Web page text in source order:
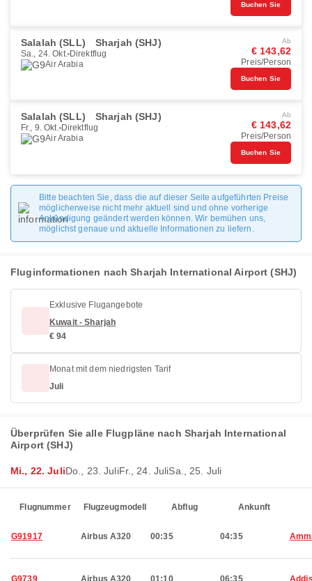
Buchen Sie
Salalah (SLL) Sharjah (SHJ)
Sa., 24. Okt. Direktflug
Air Arabia
Ab
€ 143,62
Preis/Person
Buchen Sie
Salalah (SLL) Sharjah (SHJ)
Fr., 9. Okt. Direktflug
Air Arabia
Ab
€ 143,62
Preis/Person
Buchen Sie
Bitte beachten Sie, dass die auf dieser Seite aufgeführten Preise
möglicherweise nicht mehr aktuell sind und ohne vorherige
Ankündigung geändert werden können. Wir bemühen uns,
möglichst genaue und aktuelle Informationen zu liefern.
Fluginformationen nach Sharjah International Airport (SHJ)
Exklusive Flugangebote
Kuwait - Sharjah
€ 94
Monat mit dem niedrigsten Tarif
Juli
Überprüfen Sie alle Flugpläne nach Sharjah International
Airport (SHJ)
Mi., 22. JuliDo., 23. JuliFr., 24. JuliSa., 25. Juli
Flugnummer Flugzeugmodell Abflug Ankunft
G91917 Airbus A320 00:35 04:35
G9739 Airbus A320 01:10 06:35